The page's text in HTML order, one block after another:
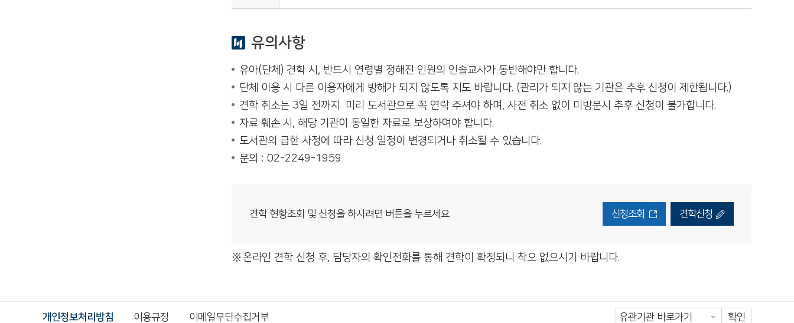
유의사항
유아(단체) 견학 시, 반드시 연령별 정해진 인원의 인솔교사가 동반해야만 합니다.
단체 이용 시 다른 이용자에게 방해가 되지 않도록 지도 바랍니다. (관리가 되지 않는 기관은 추후 신청이 제한됩니다.)
견학 취소는 3일 전까지 미리 도서관으로 꼭 연락 주셔야 하며, 사전 취소 없이 미방문시 추후 신청이 불가합니다.
자료 훼손 시, 해당 기관이 동일한 자료로 보상하여야 합니다.
도서관의 급한 사정에 따라 신청 일정이 변경되거나 취소될 수 있습니다.
문의 : 02-2249-1959
견학 현황조회 및 신청을 하시려면 버튼을 누르세요 신청조회 견학신청
온라인 견학 신청 후, 담당자의 확인전화를 통해 견학이 확정되니 착오 없으시기 바랍니다.
개인정보처리방침 이용규정 이메일무단수집거부 확인